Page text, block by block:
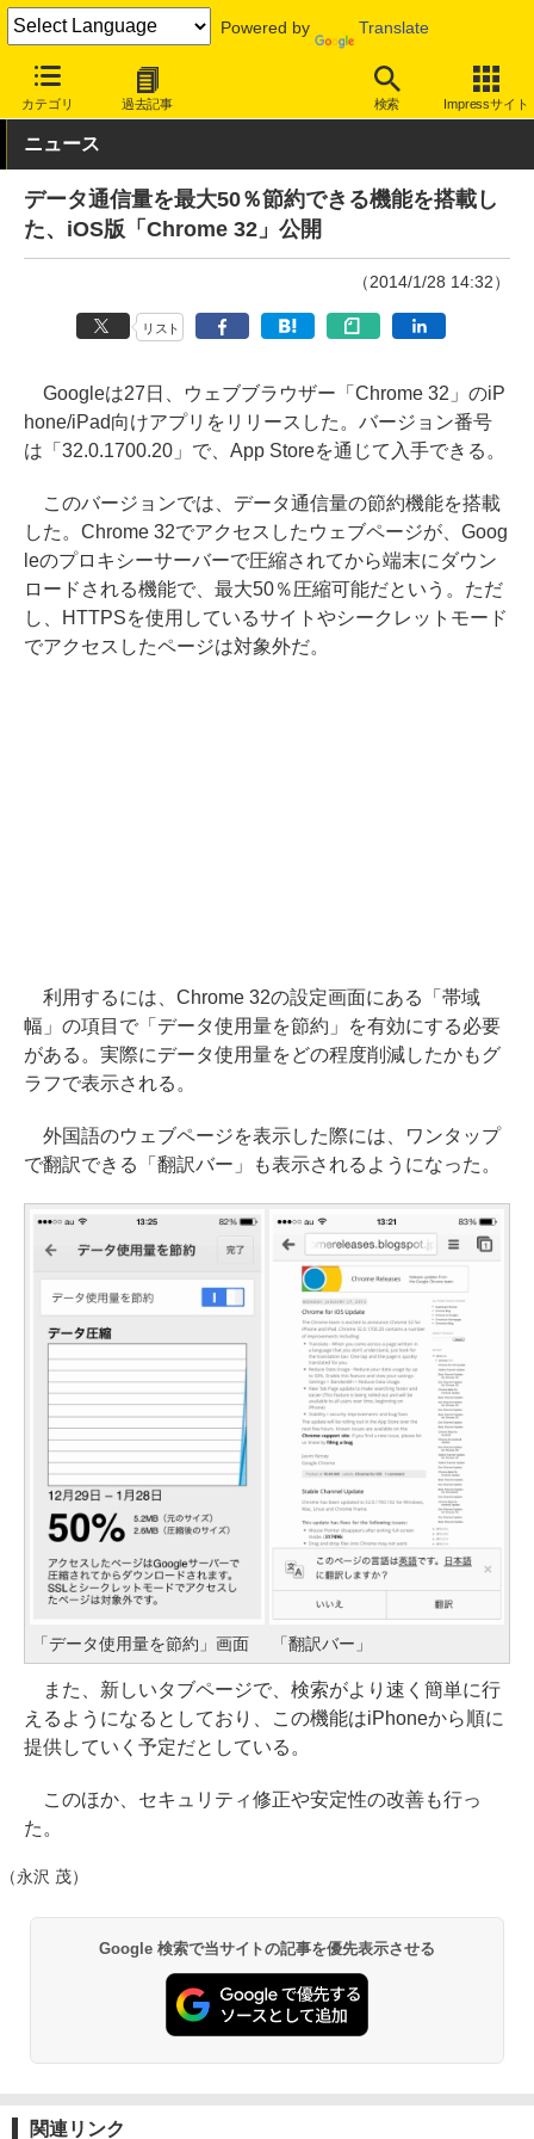
Powered by Translate
カテゴリ 過去記事 検索 Impressサイト
INTERNET Watch サービス/ソフト ソフトウェア スマートフ
ニュース
データ通信量を最大50％節約できる機能を搭載し
た、iOS版「Chrome 32」公開
（2014/1/28 14:32）
リスト
Googleは27日、ウェブブラウザー「Chrome 32」のiP
hone/iPad向けアプリをリリースした。バージョン番号
は「32.0.1700.20」で、App Storeを通じて入手できる。
このバージョンでは、データ通信量の節約機能を搭載
した。Chrome 32でアクセスしたウェブページが、Goog
leのプロキシーサーバーで圧縮されてから端末にダウン
ロードされる機能で、最大50％圧縮可能だという。ただ
し、HTTPSを使用しているサイトやシークレットモード
でアクセスしたページは対象外だ。
利用するには、Chrome 32の設定画面にある「帯域
幅」の項目で「データ使用量を節約」を有効にする必要
がある。実際にデータ使用量をどの程度削減したかもグ
ラフで表示される。
外国語のウェブページを表示した際には、ワンタップ
で翻訳できる「翻訳バー」も表示されるようになった。
「データ使用量を節約」画面 「翻訳バー」
また、新しいタブページで、検索がより速く簡単に行
えるようになるとしており、この機能はiPhoneから順に
提供していく予定だとしている。
このほか、セキュリティ修正や安定性の改善も行っ
た。
（永沢 茂）
Google 検索で当サイトの記事を優先表示させる
関連リンク